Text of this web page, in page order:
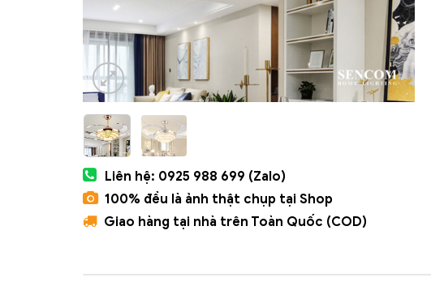
Liên hệ: 0925 988 699 (Zalo)
100% đều là ảnh thật chụp tại Shop
Giao hàng tại nhà trên Toàn Quốc (COD)